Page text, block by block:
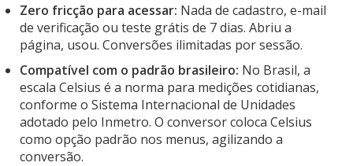
Zero fricção para acessar: Nada de cadastro, e-mail
de verificação ou teste grátis de 7 dias. Abriu a
página, usou. Conversões ilimitadas por sessão.
Compatível com o padrão brasileiro: No Brasil, a
escala Celsius é a norma para medições cotidianas,
conforme o Sistema Internacional de Unidades
adotado pelo Inmetro. O conversor coloca Celsius
como opção padrão nos menus, agilizando a
conversão.